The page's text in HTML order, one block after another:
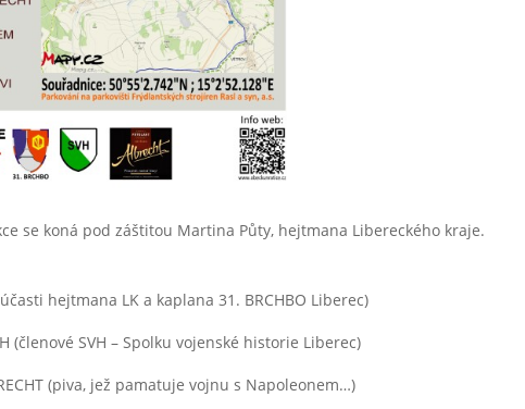
se koná pod záštitou Martina Půty, hejtmana Libereckého kraje.
hejtmana LK a kaplana 31. BRCHBO Liberec)
(členové SVH – Spolku vojenské historie Liberec)
(piva, jež pamatuje vojnu s Napoleonem…)